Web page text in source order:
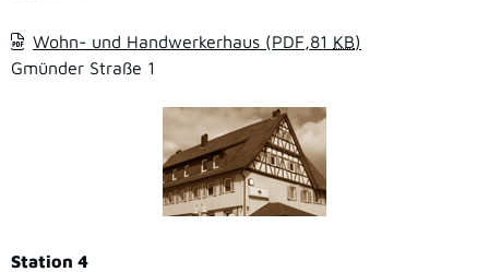
Wohn- und Handwerkerhaus (PDF,81 KB)
Gmünder Straße 1
Station 4